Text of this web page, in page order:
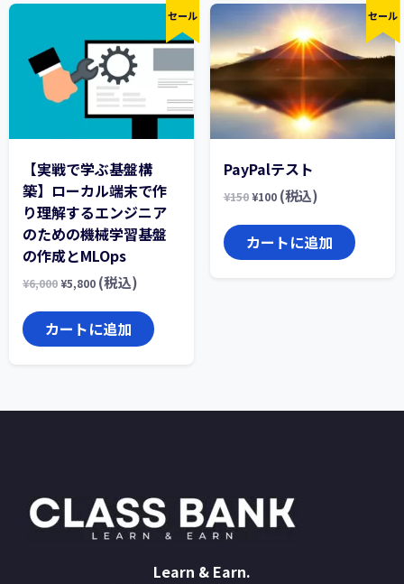
セール
【実戦で学ぶ基盤構
築】ローカル端末で作
り理解するエンジニア
のための機械学習基盤
の作成とMLOps
¥6,000¥5,800 (税込)
カートに追加
セール
PayPalテスト
¥150 ¥100 (税込)
カートに追加
Learn & Earn.